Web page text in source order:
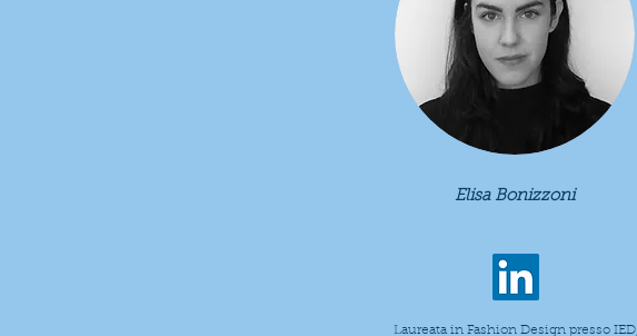
Elisa Bonizzoni
Laureata in Fashion Design presso IED,